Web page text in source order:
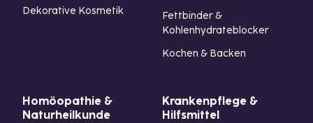
Dekorative Kosmetik
Fettbinder &
Kohlenhydrateblocker
Kochen & Backen
Homöopathie &
Naturheilkunde
Krankenpflege &
Hilfsmittel